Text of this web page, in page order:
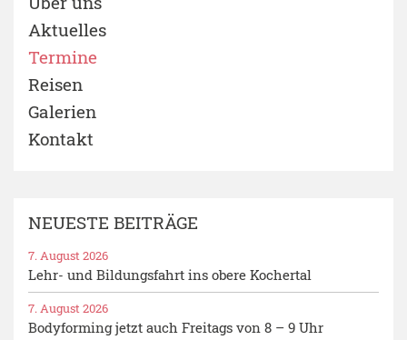
Aktuelles
Termine
Reisen
Galerien
Kontakt
NEUESTE BEITRÄGE
Lehr- und Bildungsfahrt ins obere Kochertal
7. August 2026
Bodyforming jetzt auch Freitags von 8 – 9 Uhr
7. August 2026